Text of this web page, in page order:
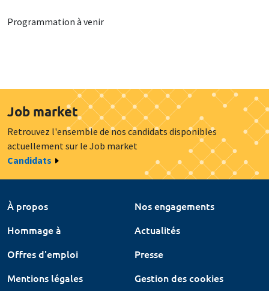
Programmation à venir
Job market
Retrouvez l'ensemble de nos candidats disponibles
actuellement sur le Job market
Candidats
À propos
Nos engagements
Hommage à
Actualités
Offres d'emploi
Presse
Mentions légales
Gestion des cookies